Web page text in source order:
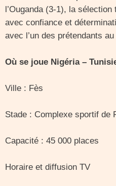
l’Ouganda (3-1), la
avec confiance et
avec l’un des prétendants
Où se joue Nigéria –
Ville : Fès
Stade : Complexe sportif de
Capacité : 45 000 places
Horaire et diffusion TV